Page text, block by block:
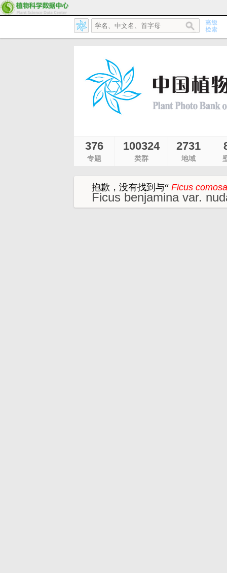
376
专题
100324
类群
2731
地域
抱歉，没有找到与“Ficus
Ficus benjamina var.